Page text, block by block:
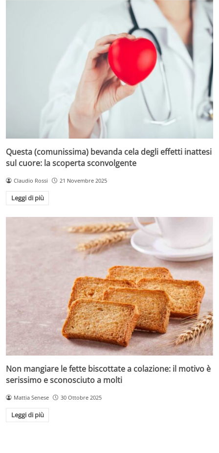
Questa (comunissima) bevanda cela degli effetti inattesi
sul cuore: la scoperta sconvolgente
Claudio Rossi 21 Novembre 2025
Leggi di più
Non mangiare le fette biscottate a colazione: il motivo è
serissimo e sconosciuto a molti
Mattia Senese 30 Ottobre 2025
Leggi di più